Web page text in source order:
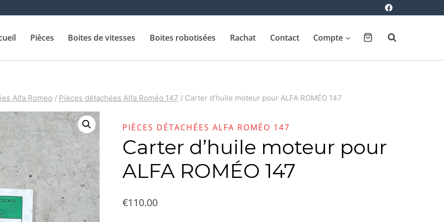
Pièces Boites de vitesses Boites robotisées Rachat Contact Compte
Alfa Romeo / Pièces détachées Alfa Roméo 147 / Carter d’huile moteur pour ALFA ROMÉO 147
PIÈCES DÉTACHÉES ALFA ROMÉO 147
Carter d’huile moteur pour
ALFA ROMÉO 147
€110.00